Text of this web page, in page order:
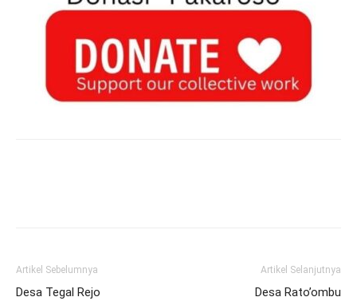
Artikel Sebelumnya
Desa Tegal Rejo
Artikel Selanjutnya
Desa Rato’ombu